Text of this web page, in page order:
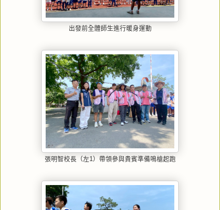
出發前全體師生進行暖身運動
張明智校長（左1）帶領參與貴賓準備鳴槍起跑